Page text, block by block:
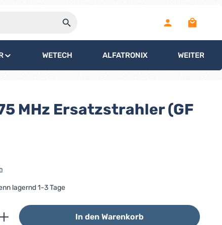
WETECH ALFATRONIX WEITERE
MHz Ersatzstrahler (GF
lagernd 1-3 Tage
den gewünschten Wert ein oder
In den Warenkorb